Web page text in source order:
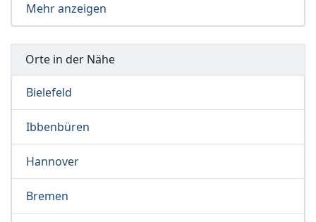
Mehr anzeigen
Orte in der Nähe
Bielefeld
Ibbenbüren
Hannover
Bremen